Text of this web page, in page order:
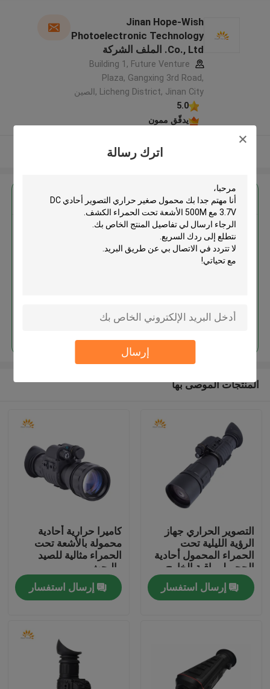
اترك رسالة
إرسال
المنتجات
Jinan Hope-Wish
Photoelectronic Technology
Co., Ltd. الملف الشركة
المصنعة
Building 1, Future Venture
Plaza, Gangxing 3rd Road,
Licheng District, Jinan City ,الصين
5.0
يدقّق ممون
عرض المزيد
احصل على افضل سعر ل
محمول صغير حراري التصوير أحادي
استمر
المنتجات الموصى بها
التصوير الحراري جهاز
الرؤية الليلية تحت
الحمراء المحمول أحادية
الحجم لمراقبة الخارج
ومراقبة الحياة البرية
وتطبيقات الأمن
إرسال استفسار
كاميرا حرارية أحادية
محمولة بالأشعة تحت
الحمراء مثالية للصيد
والبحث
إرسال استفسار